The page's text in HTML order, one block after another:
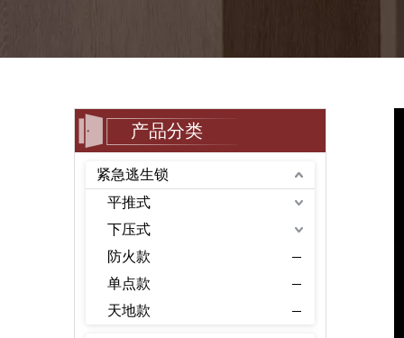
产品分类
紧急逃生锁
平推式
下压式
防火款
单点款
天地款